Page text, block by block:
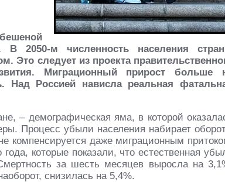
2050-м численность населения
Это следует из проекта
Миграционный прирост больше
Над Россией нависла реальная
– демографическая яма, в которой
Процесс убыли населения набирает
компенсируется даже миграционным
которые показали, что естественная
за шесть месяцев выросла на
снизилась на 5,4%.